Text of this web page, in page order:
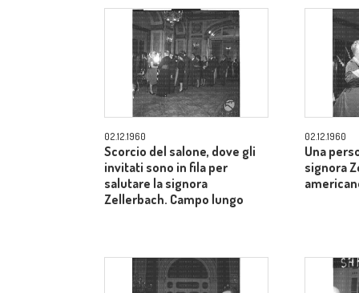
02.12.1960
Scorcio del salone, dove gli
invitati sono in fila per
salutare la signora
Zellerbach. Campo lungo
02.12.1960
Una
signora